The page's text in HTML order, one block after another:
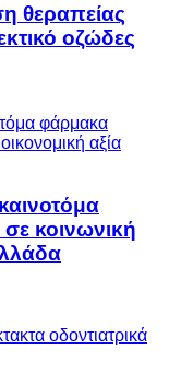
θεραπείας
οζώδες
κοινωνική